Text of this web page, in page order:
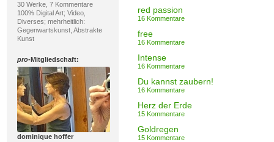
30 Werke, 7 Kommentare
100% Digital Art; Video,
Diverses; mehrheitlich:
Gegenwartskunst, Abstrakte
Kunst
pro-Mitgliedschaft:
dominique hoffer
red passion
16 Kommentare
free
16 Kommentare
Intense
16 Kommentare
Du kannst zaubern!
16 Kommentare
Herz der Erde
15 Kommentare
Goldregen
15 Kommentare